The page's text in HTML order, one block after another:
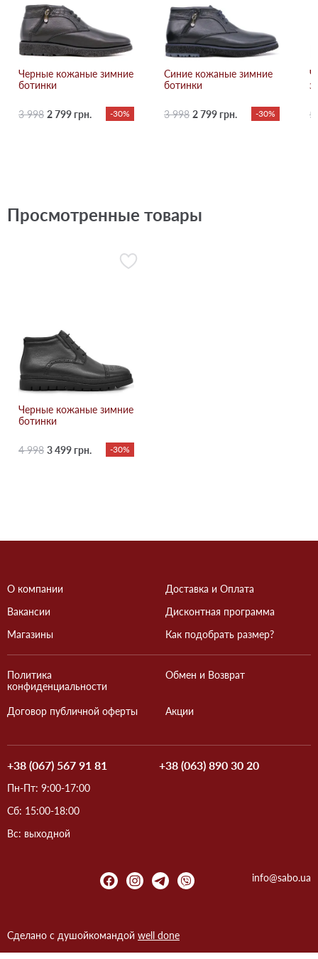
Черные кожаные зимние
ботинки
3 998 2 799 грн. -30%
Синие кожаные зимние
ботинки
3 998 2 799 грн. -30% 5
Просмотренные товары
Черные кожаные зимние
ботинки
4 998 3 499 грн. -30%
О компании
Вакансии
Магазины
Доставка и Оплата
Дисконтная программа
Как подобрать размер?
Политика
конфиденциальности
Договор публичной оферты
Обмен и Возврат
Акции
+38 (067) 567 91 81 +38 (063) 890 30 20
Пн-Пт: 9:00-17:00
Сб: 15:00-18:00
Вс: выходной
info@sabo.ua
Сделано с душойкомандой well done